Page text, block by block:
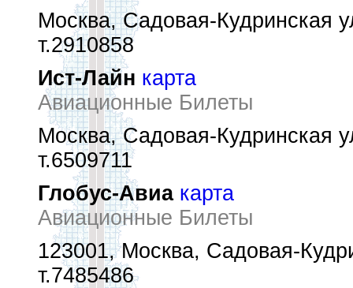
Москва, Садовая-Кудринская
т.2910858
Ист-Лайн карта
Авиационные Билеты
Москва, Садовая-Кудринская
т.6509711
Глобус-Авиа карта
Авиационные Билеты
123001, Москва, Садовая-
т.7485486